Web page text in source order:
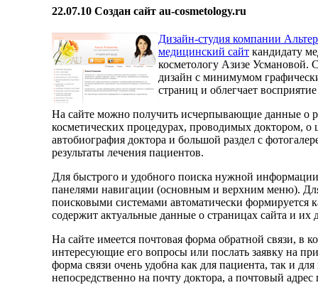
22.07.10 Cоздан сайт au-cosmetology.ru
Дизайн-студия компании
медицинский сайт кандидату
косметологу Азизе Усмановой.
дизайн с минимумом
страниц и облегчает восприятие
На сайте можно получить исчерпывающие данные о
косметических процедурах, проводимых доктором, о
автобиография доктора и большой раздел с
результаты лечения пациентов.
Для быстрого и удобного поиска нужной
панелями навигации (основным и верхним меню).
поисковыми системами автоматически формируется
содержит актуальные данные о страницах сайта и их
На сайте имеется почтовая форма обратной связи, в
интересующие его вопросы или послать заявку на
форма связи очень удобна как для пациента, так и
непосредственно на почту доктора, а почтовый